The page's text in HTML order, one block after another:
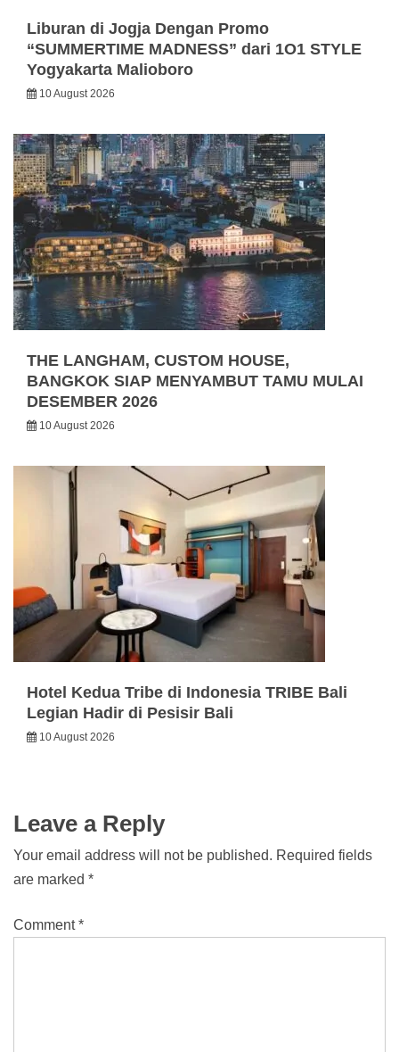
Liburan di Jogja Dengan Promo
“SUMMERTIME MADNESS” dari 1O1 STYLE
Yogyakarta Malioboro
10 August 2026
THE LANGHAM, CUSTOM HOUSE,
BANGKOK SIAP MENYAMBUT TAMU MULAI
DESEMBER 2026
10 August 2026
Hotel Kedua Tribe di Indonesia TRIBE Bali
Legian Hadir di Pesisir Bali
10 August 2026
Leave a Reply
Your email address will not be published. Required fields
are marked *
Comment*